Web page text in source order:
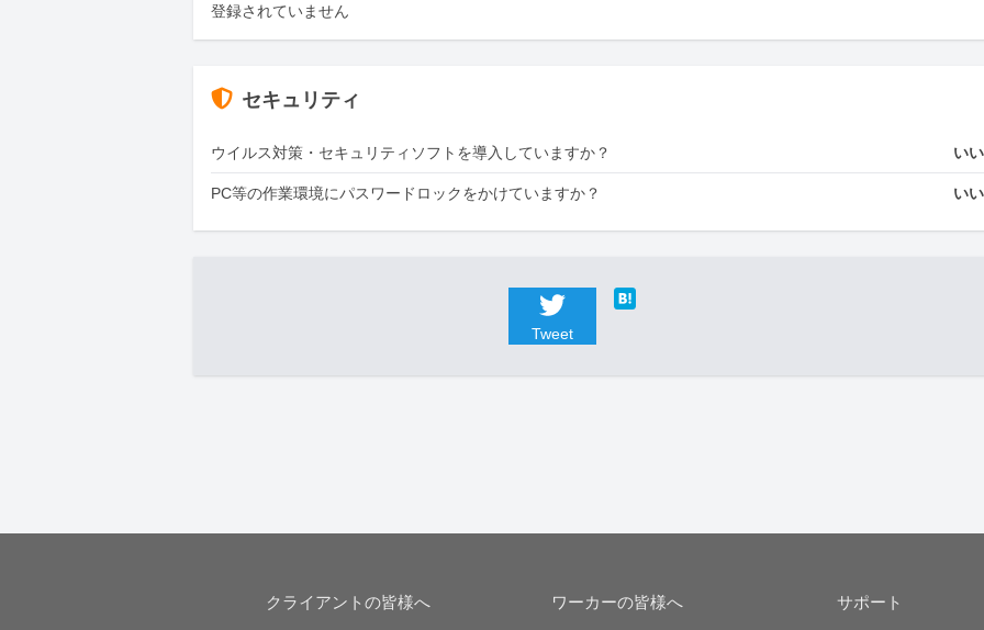
登録されていません
セキュリティ
ウイルス対策・セキュリティソフトを導入していますか？ い
PC等の作業環境にパスワードロックをかけていますか？ い
Tweet
クライアントの皆様へ ワーカーの皆様へ サポート